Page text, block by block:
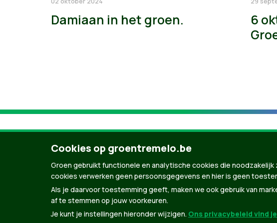
Damiaan in het groen.
6
© Copyright Groen 2026 | Gemaakt metNationBuilder|
Cookies op groentremelo.be
Groen gebruikt functionele en analytische cookies die
cookies verwerken geen persoonsgegevens en hier is geen
Als je daarvoor toestemming geeft, maken we ook gebruik van
af te stemmen op jouw voorkeuren.
Je kunt je instellingen hieronder wijzigen. Ons privacybeleid vind